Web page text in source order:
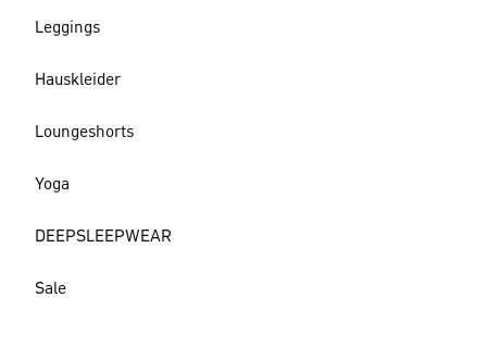
Leggings
Hauskleider
Loungeshorts
Yoga
DEEPSLEEPWEAR
Sale